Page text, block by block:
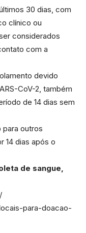
30 dias, com
clínico ou
considerados
com a
devido
CoV-2, também
de 14 dias sem
para outros
14 dias após o
de sangue,
para-doacao-